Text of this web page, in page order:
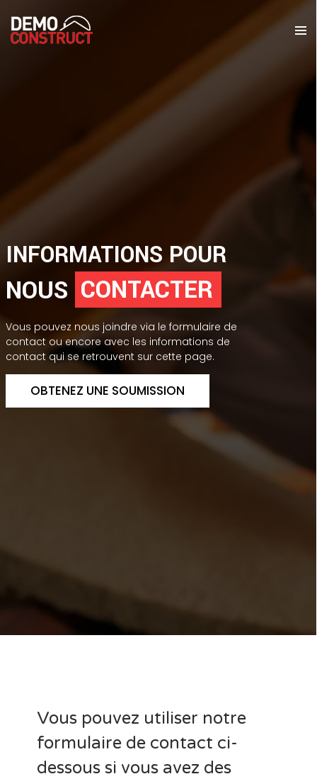
INFORMATIONS POUR
NOUS
Vous pouvez nous joindre via le formulaire de
contact ou encore avec les informations de
contact qui se retrouvent sur cette page.
OBTENEZ UNE SOUMISSION
CONTACTER
Vous pouvez utiliser notre
formulaire de contact ci-
dessous si vous avez des